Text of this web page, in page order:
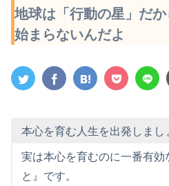
地球は「行動の星」だ
始まらないんだよ
本心を育む人生を出発しまし
実は本心を育むのに一番有効
と』です。